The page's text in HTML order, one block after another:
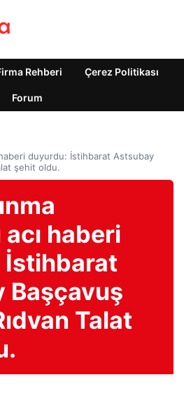
Rehberi Çerez Politikası
Forum
haberi duyurdu: İstihbarat Astsubay
şehit oldu.
acı haberi
Başçavuş
Talat